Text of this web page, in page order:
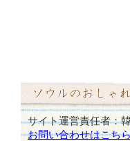
サイト運営責任者：
お問い合わせはこち